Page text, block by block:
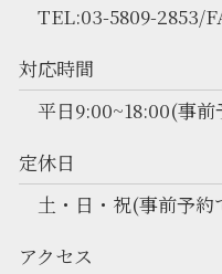
TEL:03-5809-2853/
対応時間
平日9:00~18:00(事
定休日
土・日・祝(事前予
アクセス